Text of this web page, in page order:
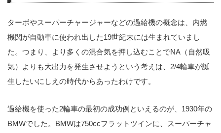
ターボやスーパーチャージャーなどの過給機の概念は、内燃
機関が自動車に使われ出した19世紀末には生まれていまし
た。つまり、より多くの混合気を押し込むことでNA（自然吸
気）よりも大出力を発生させようという考えは、2/4輪車が誕
生したいにしえの時代からあったわけです。
過給機を使った2輪車の最初の成功例といえるのが、1930年の
BMWでした。BMWは750ccフラットツインに、スーパーチャ